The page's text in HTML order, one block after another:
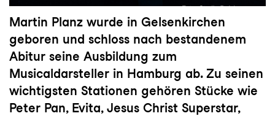
Martin Planz wurde in Gelsenkirchen
geboren und schloss nach bestandenem
Abitur seine Ausbildung zum
Musicaldarsteller in Hamburg ab. Zu seinen
wichtigsten Stationen gehören Stücke wie
Peter Pan, Evita, Jesus Christ Superstar,